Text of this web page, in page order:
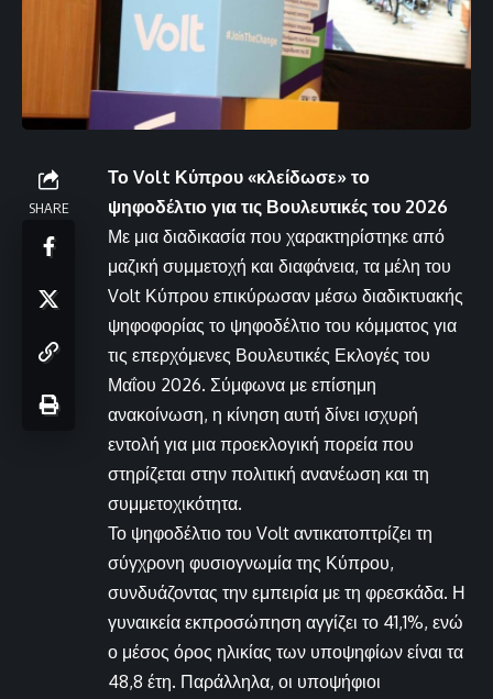
SHARE
Το Volt Κύπρου «κλείδωσε» το
ψηφοδέλτιο για τις Βουλευτικές του 2026
Με μια διαδικασία που χαρακτηρίστηκε από
μαζική συμμετοχή και διαφάνεια, τα μέλη του
Volt Κύπρου επικύρωσαν μέσω διαδικτυακής
ψηφοφορίας το ψηφοδέλτιο του κόμματος για
τις επερχόμενες Βουλευτικές Εκλογές του
Μαΐου 2026. Σύμφωνα με επίσημη
ανακοίνωση, η κίνηση αυτή δίνει ισχυρή
εντολή για μια προεκλογική πορεία που
στηρίζεται στην πολιτική ανανέωση και τη
συμμετοχικότητα.
Το ψηφοδέλτιο του Volt αντικατοπτρίζει τη
σύγχρονη φυσιογνωμία της Κύπρου,
συνδυάζοντας την εμπειρία με τη φρεσκάδα. Η
γυναικεία εκπροσώπηση αγγίζει το 41,1%, ενώ
ο μέσος όρος ηλικίας των υποψηφίων είναι τα
48,8 έτη. Παράλληλα, οι υποψήφιοι